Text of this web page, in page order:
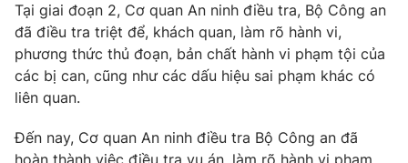
Video Shorts video
VTV Money VTV Thể thao
Tại giai đoạn 2, Cơ quan An ninh điều tra, Bộ Công an
đã điều tra triệt để, khách quan, làm rõ hành vi,
phương thức thủ đoạn, bản chất hành vi phạm tội của
các bị can, cũng như các dấu hiệu sai phạm khác có
liên quan.
Đến nay, Cơ quan An ninh điều tra Bộ Công an đã
hoàn thành việc điều tra vụ án, làm rõ hành vi phạm